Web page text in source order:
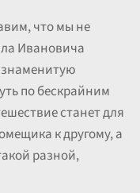
что мы не
Ивановича
по бескрайним
станет для
к другому, а
разной,